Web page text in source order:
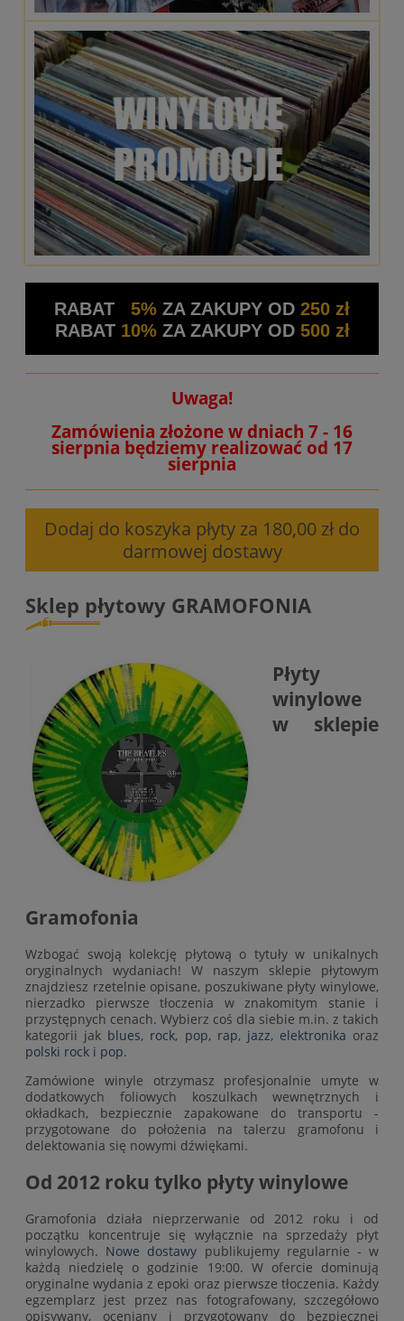
RABAT 5% ZA ZAKUPY OD 250 zł
RABAT 10%ZA ZAKUPY OD 500 zł
Uwaga!
Zamówienia złożone w dniach 7 - 16
sierpnia będziemy realizować od 17
sierpnia
Dodaj do koszyka płyty za 180,00 zł do
darmowej dostawy
Sklep płytowy GRAMOFONIA
Płyty
winylowe
w sklepie
Gramofonia
Wzbogać swoją kolekcję płytową o tytuły w unikalnych
oryginalnych wydaniach! W naszym sklepie płytowym
znajdziesz rzetelnie opisane, poszukiwane płyty winylowe,
nierzadko pierwsze tłoczenia w znakomitym stanie i
przystępnych cenach. Wybierz coś dla siebie m.in. z takich
kategorii jak blues, rock, pop, rap, jazz, elektronika oraz
polski rock i pop.
Zamówione winyle otrzymasz profesjonalnie umyte w
dodatkowych foliowych koszulkach wewnętrznych i
okładkach, bezpiecznie zapakowane do transportu -
przygotowane do położenia na talerzu gramofonu i
delektowania się nowymi dźwiękami.
Od 2012 roku tylko płyty winylowe
Gramofonia działa nieprzerwanie od 2012 roku i od
początku koncentruje się wyłącznie na sprzedaży płyt
winylowych. Nowe dostawy publikujemy regularnie - w
każdą niedzielę o godzinie 19:00. W ofercie dominują
oryginalne wydania z epoki oraz pierwsze tłoczenia. Każdy
egzemplarz jest przez nas fotografowany, szczegółowo
opisywany, oceniany i przygotowany do bezpiecznej